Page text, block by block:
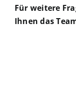
Für weitere
Ihnen das